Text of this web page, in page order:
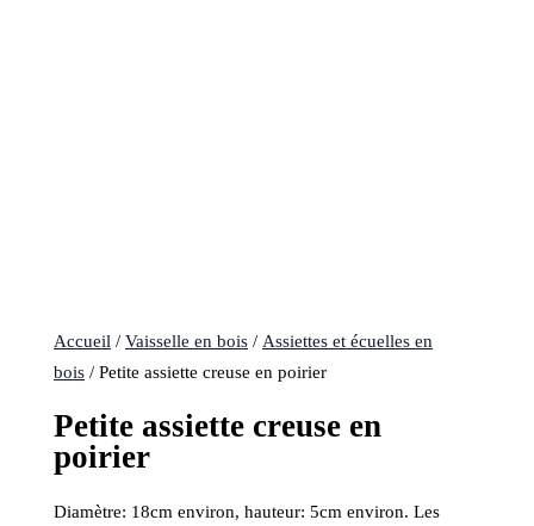
Accueil /Vaisselle en bois /Assiettes et écuelles en
bois / Petite assiette creuse en poirier
Petite assiette creuse en
poirier
Diamètre: 18cm environ, hauteur: 5cm environ. Les